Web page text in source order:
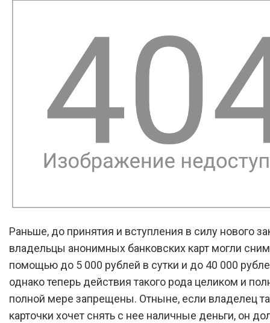
Раньше, до принятия и вступления в силу нового
владельцы анонимных банковских карт могли
помощью до 5 000 рублей в сутки и до 40 000
однако теперь действия такого рода целиком и
полной мере запрещены. Отныне, если владелец
карточки хочет снять с нее наличные деньги, он